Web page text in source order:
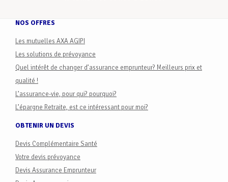
NOS OFFRES
Les mutuelles AXA AGIPI
Les solutions de prévoyance
Quel intérêt de changer d’assurance emprunteur? Meilleurs prix et
qualité !
L’assurance-vie, pour qui? pourquoi?
L’épargne Retraite, est ce intéressant pour moi?
OBTENIR UN DEVIS
Devis Complémentaire Santé
Votre devis prévoyance
Devis Assurance Emprunteur